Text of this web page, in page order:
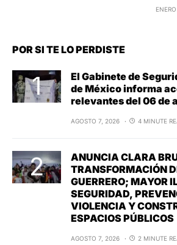
POR SI TE LO PERDISTE
El Gabinete de
de México informa
relevantes del 06 de
AGOSTO 7, 2026 4 MINUTE
ANUNCIA CLARA
TRANSFORMACIÓN
GUERRERO; MAYOR
SEGURIDAD,
VIOLENCIA Y
ESPACIOS PÚBLICOS
AGOSTO 7, 2026 2 MINUTE